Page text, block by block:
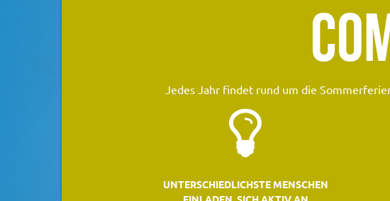
Jedes Jahr findet rund um die
UNTERSCHIEDLICHSTE MENSCHEN